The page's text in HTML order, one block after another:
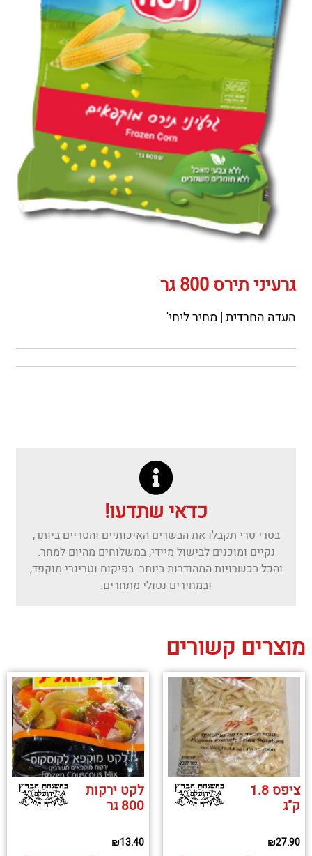
גרעיני תירס 800 גר
העדה החרדית | מחיר ליחי'
כדאי שתדעו!
בטרי טרי תקבלו את הבשרים האיכותיים והטריים ביותר,
נקיים ומוכנים לבישול מיידי, במשלוחים מהיום למחר.
והכל בכשרויות המהודרות ביותר. בפיקוח וטרינרי מוקפד,
ובמחירים נטולי מתחרים.
מוצרים קשורים
ציפס 1.8
ק"ג
₪27.90
לקט ירקות
800 גר
₪13.40